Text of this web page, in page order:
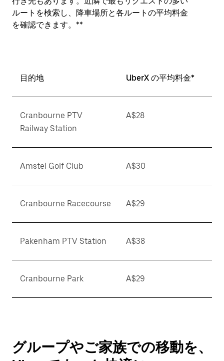
ルートを検索し、降車場所と各ルートの平均料金
を確認できます。**
目的地 UberX の平均料金*
Cranbourne PTV
Railway Station
A$28
Amstel Golf Club A$30
Cranbourne Racecourse A$29
Pakenham PTV Station A$38
Cranbourne Park A$29
グループやご家族での移動を、